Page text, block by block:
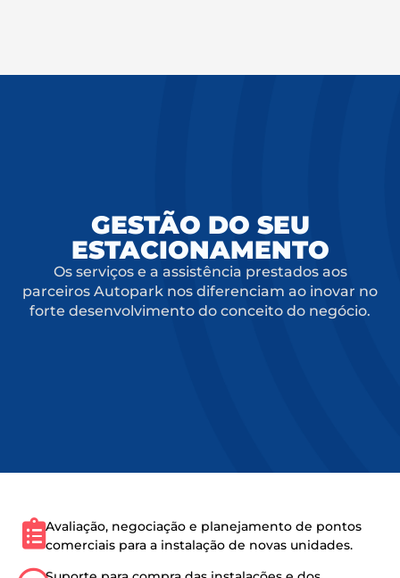
GESTÃO DO SEU
ESTACIONAMENTO
Os serviços e a assistência prestados aos
parceiros Autopark nos diferenciam ao inovar no
forte desenvolvimento do conceito do negócio.
Avaliação, negociação e planejamento de pontos
comerciais para a instalação de novas unidades.